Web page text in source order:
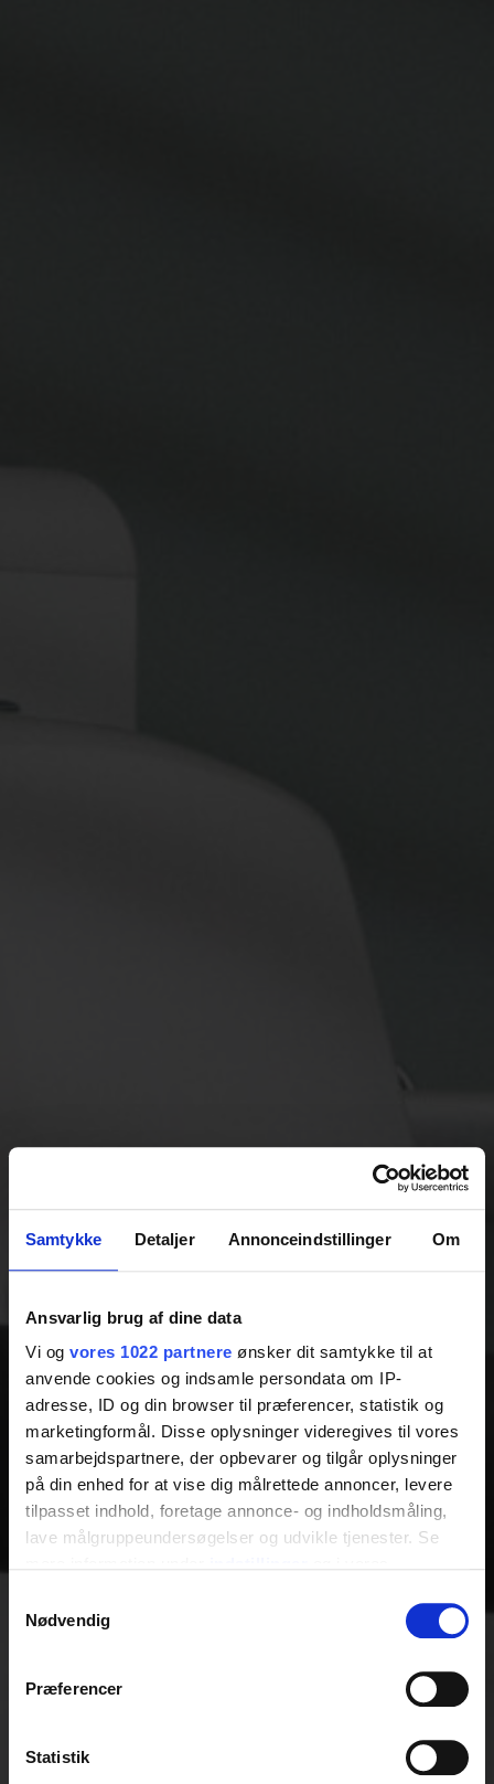
Samtykke Detaljer Annonceindstillinger Om
Ansvarlig brug af dine data
Vi og vores 1022 partnere ønsker dit samtykke til at
anvende cookies og indsamle persondata om IP-
adresse, ID og din browser til præferencer, statistik og
marketingformål. Disse oplysninger videregives til vores
samarbejdspartnere, der opbevarer og tilgår oplysninger
på din enhed for at vise dig målrettede annoncer, levere
tilpasset indhold, foretage annonce- og indholdsmåling,
lave målgruppeundersøgelser og udvikle tjenester. Se
tilbage eller ændre indstillinger fra vores
"Cookiedeklaration", eller ved at trykke på "Privacy
Indsamle præcise oplysninger om din placering,
Nødvendig
Præferencer
Statistik